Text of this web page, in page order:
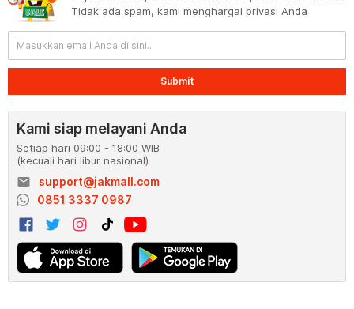
Tidak ada spam, kami menghargai privasi Anda
Submit
Kami siap melayani Anda
Setiap hari 09:00 - 18:00 WIB
(kecuali hari libur nasional)
email
support@jakmall.com
0851 3337 0987